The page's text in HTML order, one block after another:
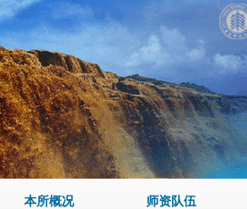
本所概况 师资队伍